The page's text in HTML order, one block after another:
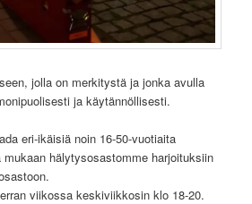
jolla on merkitystä ja jonka avulla
ja käytännöllisesti.
eri-ikäisiä noin 16-50-vuotiaita
hälytysosastomme harjoituksiin
viikossa keskiviikkosin klo 18-20.